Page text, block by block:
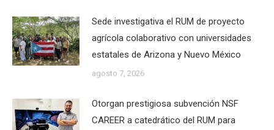
Sede investigativa el RUM de proyecto
agrícola colaborativo con universidades
estatales de Arizona y Nuevo México
agosto 7, 2026
Otorgan prestigiosa subvención NSF
CAREER a catedrático del RUM para